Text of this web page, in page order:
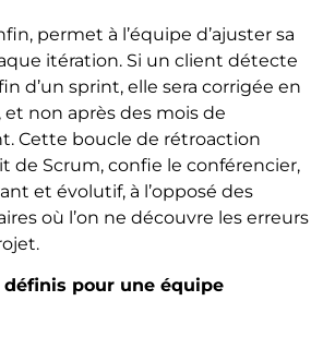
permet à l’équipe d’ajuster sa
itération. Si un client détecte
d’un sprint, elle sera corrigée en
non après des mois de
Cette boucle de rétroaction
de Scrum, confie le conférencier,
et évolutif, à l’opposé des
où l’on ne découvre les erreurs
définis pour une équipe